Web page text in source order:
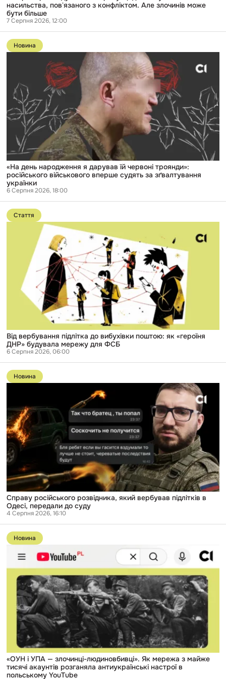
бути
більше
насильства, повʼязаного з конфліктом. Але злочинів може
бути більше
7 Серпня 2026, 12:00
Перейти
до
публікації
народження
дарував
червоні
троянди»:
російського
військового
вперше
судять
за
зґвалтування
українки
Новина
«На день народження я дарував їй червоні троянди»:
російського військового вперше судять за зґвалтування
українки
6 Серпня 2026, 18:00
Перейти
до
публікації
вербування
вибухівки
поштою:
«героїня
будувала
Стаття
Від вербування підлітка до вибухівки поштою: як «героїня
ДНР» будувала мережу для ФСБ
6 Серпня 2026, 06:00
Перейти
до
публікації
розвідника,
який
вербував
підлітків
Одесі,
передали
до
Новина
Справу російського розвідника, який вербував підлітків в
Одесі, передали до суду
4 Серпня 2026, 16:10
Перейти
до
публікації
«ОУН
УПА
злочинці-
людиновбивці».
мережа
майже
тисячі
акаунтів
розганяла
антиукраїнські
настрої
Новина
«ОУН і УПА — злочинці-людиновбивці». Як мережа з майже
тисячі акаунтів розганяла антиукраїнські настрої в
польському YouTube